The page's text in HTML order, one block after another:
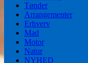
Tønder
Arrangementer
Erhverv
Mad
Motor
Natur
NYHED